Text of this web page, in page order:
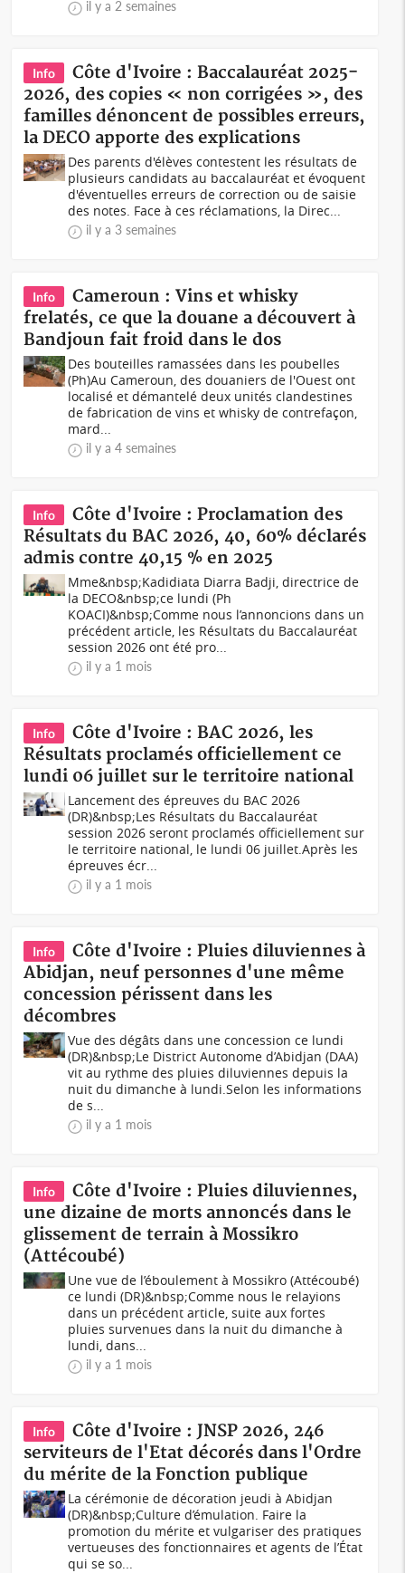
il y a 2 semaines
Info
Côte d'Ivoire : Baccalauréat 2025-
2026, des copies « non corrigées », des
familles dénoncent de possibles erreurs,
la DECO apporte des explications
Des parents d'élèves contestent les résultats de
plusieurs candidats au baccalauréat et évoquent
d'éventuelles erreurs de correction ou de saisie
des notes. Face à ces réclamations, la Direc...
il y a 3 semaines
Info
Cameroun : Vins et whisky
frelatés, ce que la douane a découvert à
Bandjoun fait froid dans le dos
Des bouteilles ramassées dans les poubelles
(Ph)Au Cameroun, des douaniers de l'Ouest ont
localisé et démantelé deux unités clandestines
de fabrication de vins et whisky de contrefaçon,
mard...
il y a 4 semaines
Info
Côte d'Ivoire : Proclamation des
Résultats du BAC 2026, 40, 60% déclarés
admis contre 40,15 % en 2025
Mme&nbsp;Kadidiata Diarra Badji, directrice de
la DECO&nbsp;ce lundi (Ph
KOACI)&nbsp;Comme nous l’annoncions dans un
précédent article, les Résultats du Baccalauréat
session 2026 ont été pro...
il y a 1 mois
Info
Côte d'Ivoire : BAC 2026, les
Résultats proclamés officiellement ce
lundi 06 juillet sur le territoire national
Lancement des épreuves du BAC 2026
(DR)&nbsp;Les Résultats du Baccalauréat
session 2026 seront proclamés officiellement sur
le territoire national, le lundi 06 juillet.Après les
épreuves écr...
il y a 1 mois
Info
Côte d'Ivoire : Pluies diluviennes à
Abidjan, neuf personnes d'une même
concession périssent dans les
décombres
Vue des dégâts dans une concession ce lundi
(DR)&nbsp;Le District Autonome d’Abidjan (DAA)
vit au rythme des pluies diluviennes depuis la
nuit du dimanche à lundi.Selon les informations
de s...
il y a 1 mois
Info
Côte d'Ivoire : Pluies diluviennes,
une dizaine de morts annoncés dans le
glissement de terrain à Mossikro
(Attécoubé)
Une vue de l’éboulement à Mossikro (Attécoubé)
ce lundi (DR)&nbsp;Comme nous le relayions
dans un précédent article, suite aux fortes
pluies survenues dans la nuit du dimanche à
lundi, dans...
il y a 1 mois
Info
Côte d'Ivoire : JNSP 2026, 246
serviteurs de l'Etat décorés dans l'Ordre
du mérite de la Fonction publique
La cérémonie de décoration jeudi à Abidjan
(DR)&nbsp;Culture d’émulation. Faire la
promotion du mérite et vulgariser des pratiques
vertueuses des fonctionnaires et agents de l’État
qui se so...